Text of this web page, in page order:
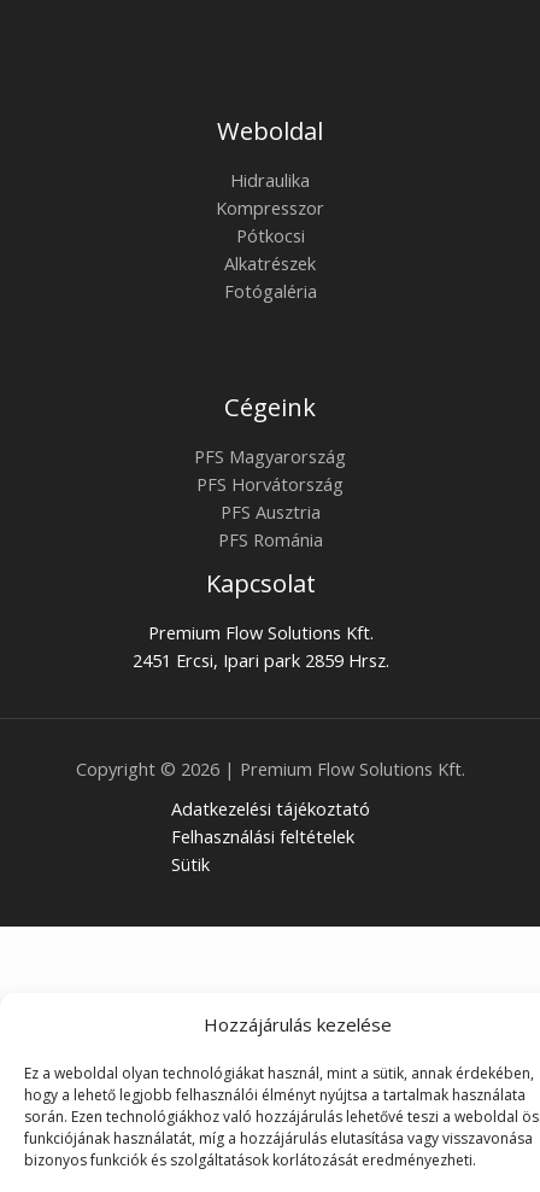
Hozzájárulás kezelése
Ez a weboldal olyan technológiákat használ, mint a sütik, annak érdekében,
hogy a lehető legjobb felhasználói élményt nyújtsa a tartalmak használata
során. Ezen technológiákhoz való hozzájárulás lehetővé teszi a weboldal
funkciójának használatát, míg a hozzájárulás elutasítása vagy visszavonása
bizonyos funkciók és szolgáltatások korlátozását eredményezheti.
Weboldal
Hidraulika
Kompresszor
Pótkocsi
Alkatrészek
Fotógaléria
Cégeink
PFS Magyarország
PFS Horvátország
PFS Ausztria
PFS Románia
Kapcsolat
Premium Flow Solutions Kft.
2451 Ercsi, Ipari park 2859 Hrsz.
Copyright © 2026 | Premium Flow Solutions Kft.
Adatkezelési tájékoztató
Felhasználási feltételek
Sütik